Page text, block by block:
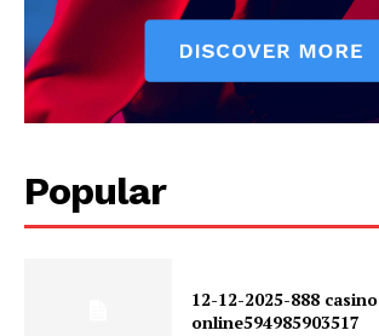
Popular
12-12-2025-888 casino
online594985903517